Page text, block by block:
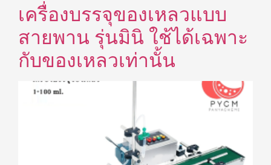
เครื่องบรรจุของเหลวแบบ
สายพาน รุ่นมินิ ใช้ได้เฉพาะ
กับของเหลวเท่านั้น